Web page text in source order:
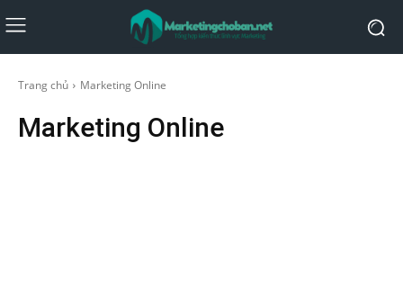
Trang chủ Marketing Online
Marketing Online